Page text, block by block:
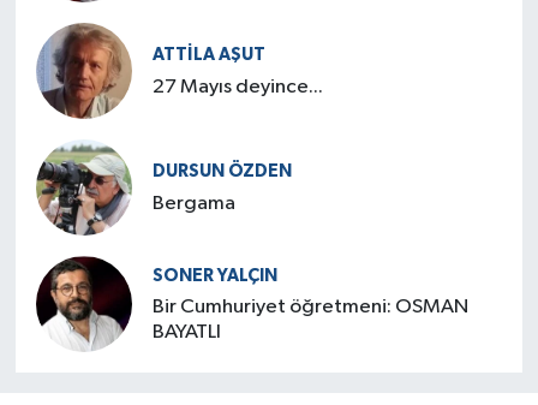
ATTILA AŞUT
27 Mayıs deyince...
DURSUN ÖZDEN
Bergama
SONER YALÇIN
Bir Cumhuriyet öğretmeni: OSMAN
BAYATLI